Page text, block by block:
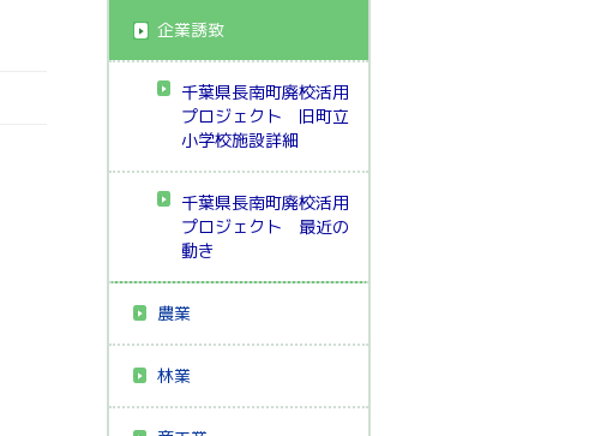
企業誘致
千葉県長南町廃校活用
プロジェクト 旧町立
小学校施設詳細
千葉県長南町廃校活用
プロジェクト 最近の
動き
農業
林業